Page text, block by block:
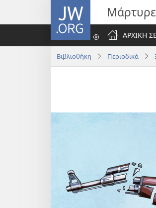
JW.ORG
ΑΡΧΙΚΗ
Βιβλιοθήκη Περιοδικά